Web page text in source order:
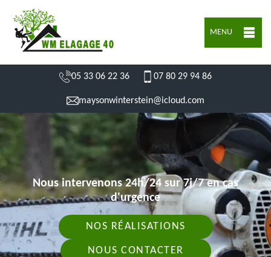
MENU
05 33 06 22 36 07 80 29 94 86
maysonwinterstein@icloud.com
Nous intervenons 24h/24 sur 7j/7 en cas
d'urgence
NOS RÉALISATIONS
NOUS CONTACTER